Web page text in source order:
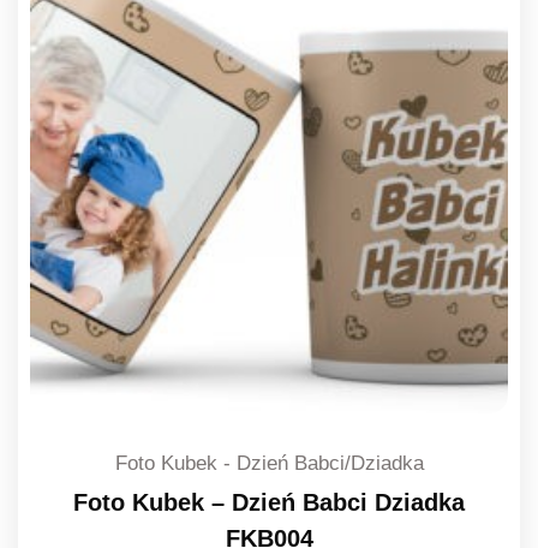
Foto Kubek - Dzień Babci/Dziadka
Foto Kubek – Dzień Babci Dziadka
FKB004